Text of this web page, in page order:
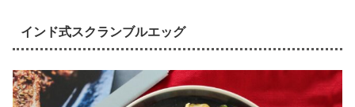
インド式スクランブルエッグ